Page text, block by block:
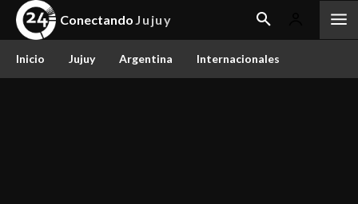
Conectando Jujuy
Inicio Jujuy Argentina Internacionales